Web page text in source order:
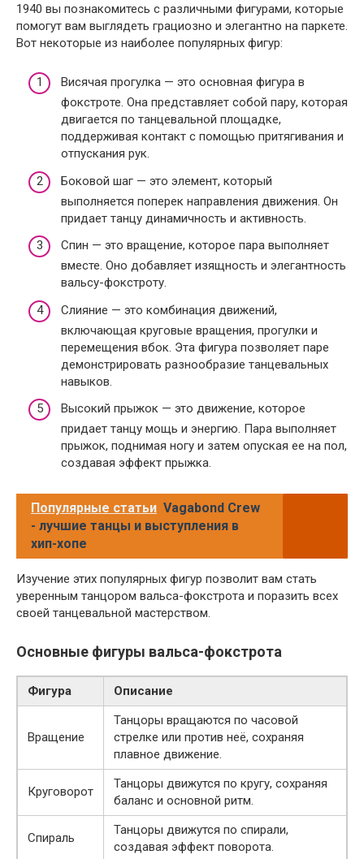
1940 вы познакомитесь с различными фигурами, которые
помогут вам выглядеть грациозно и элегантно на паркете.
Вот некоторые из наиболее популярных фигур:
Висячая прогулка — это основная фигура в
фокстроте. Она представляет собой пару, которая
двигается по танцевальной площадке,
поддерживая контакт с помощью притягивания и
отпускания рук.
Боковой шаг — это элемент, который
выполняется поперек направления движения. Он
придает танцу динамичность и активность.
Спин — это вращение, которое пара выполняет
вместе. Оно добавляет изящность и элегантность
вальсу-фокстроту.
Слияние — это комбинация движений,
включающая круговые вращения, прогулки и
перемещения вбок. Эта фигура позволяет паре
демонстрировать разнообразие танцевальных
навыков.
Высокий прыжок — это движение, которое
придает танцу мощь и энергию. Пара выполняет
прыжок, поднимая ногу и затем опуская ее на пол,
создавая эффект прыжка.
Популярные статьи Vagabond Crew
- лучшие танцы и выступления в
хип-хопе
Изучение этих популярных фигур позволит вам стать
уверенным танцором вальса-фокстрота и поразить всех
своей танцевальной мастерством.
Основные фигуры вальса-фокстрота
Фигура Описание
Вращение
Танцоры вращаются по часовой
стрелке или против неё, сохраняя
плавное движение.
Круговорот
Танцоры движутся по кругу, сохраняя
баланс и основной ритм.
Спираль
Танцоры движутся по спирали,
создавая эффект поворота.